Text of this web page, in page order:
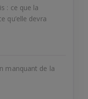
: ce que la
qu’elle devra
manquant de la